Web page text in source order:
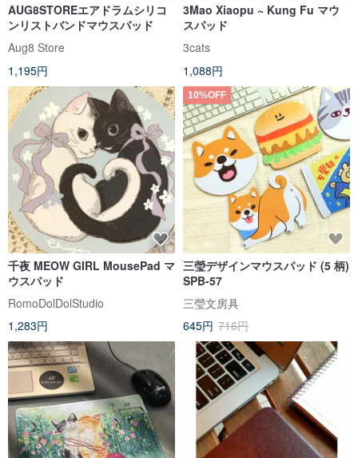
AUG8STOREエアドラムシリコ
ンリストバンドマウスパッド
Aug8 Store
1,195円
3Mao Xiaopu ~ Kung Fu マウ
スパッド
3cats
1,088円
千夜 MEOW GIRL MousePad マ
ウスパッド
RomoDolDolStudio
1,283円
10%OFF
三瑩デザインマウスパッド (5 柄)
SPB-57
三瑩文房具
645円 716円